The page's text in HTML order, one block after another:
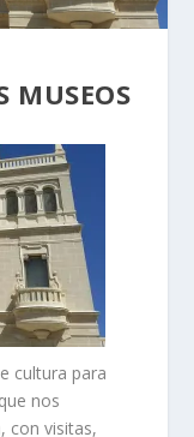
MUSEOS
cultura para
nos
con visitas,